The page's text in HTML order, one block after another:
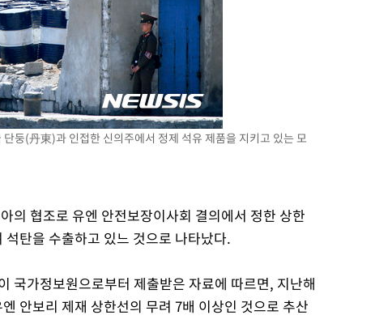
음
죄
둥(丹東)과 인접한 신의주에서 정제 석유 제품을 지키고 있는 모
의 협조로 유엔 안전보장이사회 결의에서 정한 상한
탄을 수출하고 있느 것으로 나타났다.
국가정보원으로부터 제출받은 자료에 따르면, 지난해
안보리 제재 상한선의 무려 7배 이상인 것으로 추산